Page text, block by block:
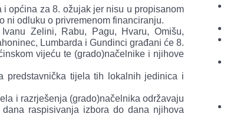
općina za 8. ožujak jer nisu u propisanom
ni odluku o privremenom financiranju.
Zelini, Rabu, Pagu, Hvaru, Omišu,
Lumbarda i Gundinci građani će 8.
vijeću te (grado)načelnike i njihove
predstavnička tijela tih lokalnih jedinica i
i razrješenja (grado)načelnika održavaju
raspisivanja izbora do dana njihova